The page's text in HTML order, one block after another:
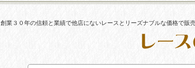
創業３０年の信頼と業績で他店にないレースとリーズナブルな価格で